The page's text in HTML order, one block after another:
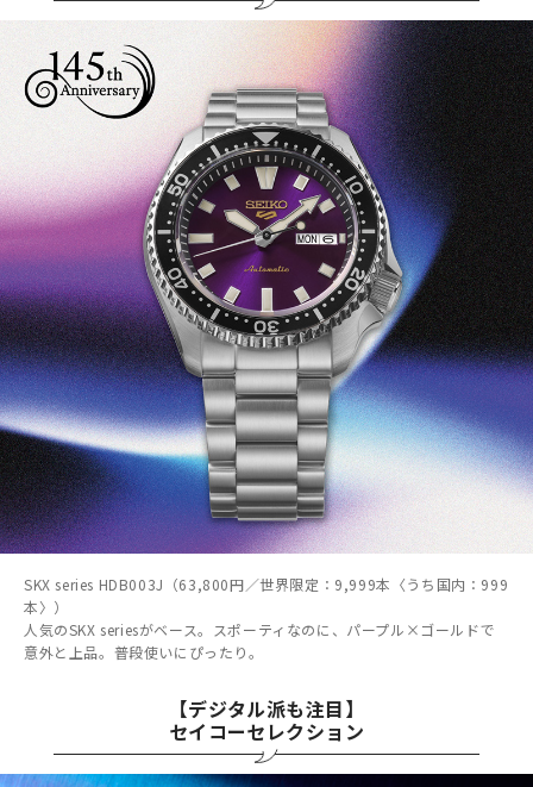
SKX series HDB003J（63,800円／世界限定：9,999本〈うち国内：999
本〉）
人気のSKX seriesがベース。スポーティなのに、パープル×ゴールドで
意外と上品。普段使いにぴったり。
【デジタル派も注目】
セイコーセレクション